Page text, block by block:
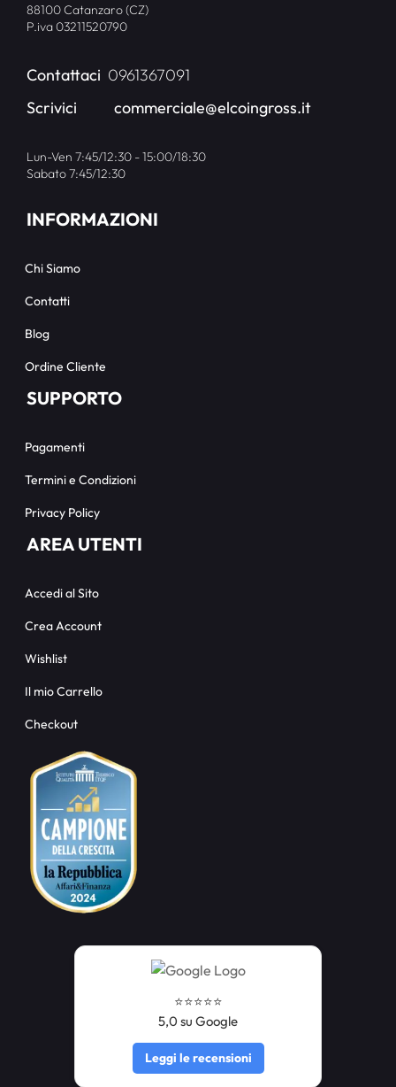
88100 Catanzaro (CZ)
P.iva 03211520790
Contattaci 0961367091
Scrivici
commerciale@elcoingross.it
Lun-Ven 7:45/12:30 - 15:00/18:30
Sabato 7:45/12:30
INFORMAZIONI
Chi Siamo
Contatti
Blog
Ordine Cliente
SUPPORTO
Pagamenti
Termini e Condizioni
Privacy Policy
AREA UTENTI
Accedi al Sito
Crea Account
Wishlist
Il mio Carrello
Checkout
⭐️⭐️⭐️⭐️⭐️
5,0 su Google
Leggi le recensioni